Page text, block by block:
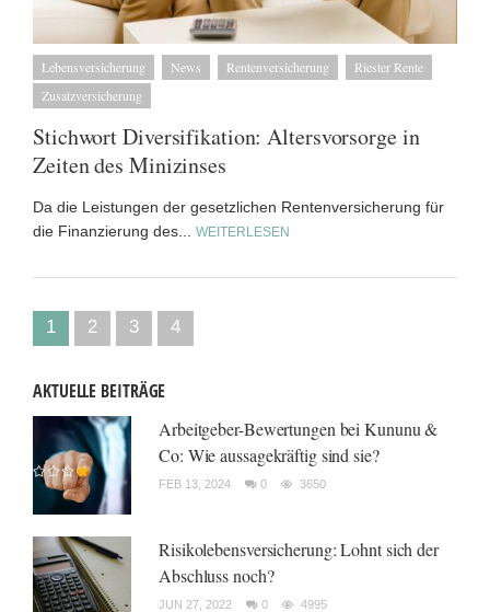
Lebensversicherung News Rentenversicherung
Riester Rente
Zusatzversicherung
Stichwort Diversifikation: Altersvorsorge in
Zeiten des Minizinses
Da die Leistungen der gesetzlichen Rentenversicherung für
die Finanzierung des... WEITERLESEN
1 2 3 4
AKTUELLE BEITRÄGE
Arbeitgeber-Bewertungen bei Kununu &
Co: Wie aussagekräftig sind sie?
FEB 13, 2024 0 3650
Risikolebensversicherung: Lohnt sich der
Abschluss noch?
JUN 27, 2022 0 4995